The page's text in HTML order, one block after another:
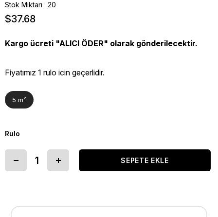
Stok Miktarı : 20
$37.68
Kargo ücreti "ALICI ÖDER" olarak gönderilecektir.
Fiyatımız 1 rulo icin geçerlidir.
5 m²
Rulo